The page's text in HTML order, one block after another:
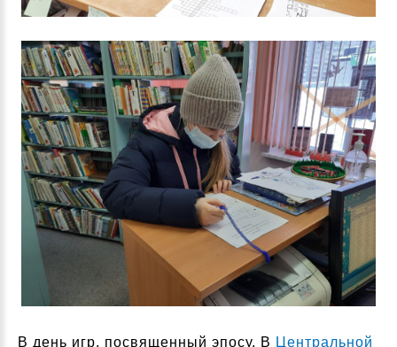
В день игр, посвященный эпосу, В Центральной